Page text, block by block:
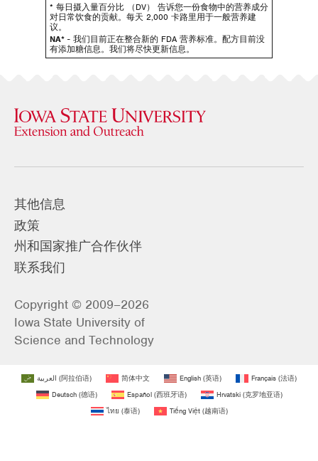
* 每日摄入量百分比 （DV） 告诉您一份食物中的营养成分
对日常饮食的贡献。每天 2,000 卡路里用于一般营养建
议。
NA* - 我们目前正在整合新的 FDA 营养标准。配方目前没
有添加糖信息。我们将尽快更新信息。
其他信息
政策
州和国家推广合作伙伴
联系我们
Copyright © 2009–2026
Iowa State University of
Science and Technology
العربية (阿拉伯语) 简体中文 English (英语) Français (法语)
Deutsch(德语) Español(西班牙语) Hrvatski(克罗地亚语)
ไทย (泰语) Tiếng Việt(越南语)